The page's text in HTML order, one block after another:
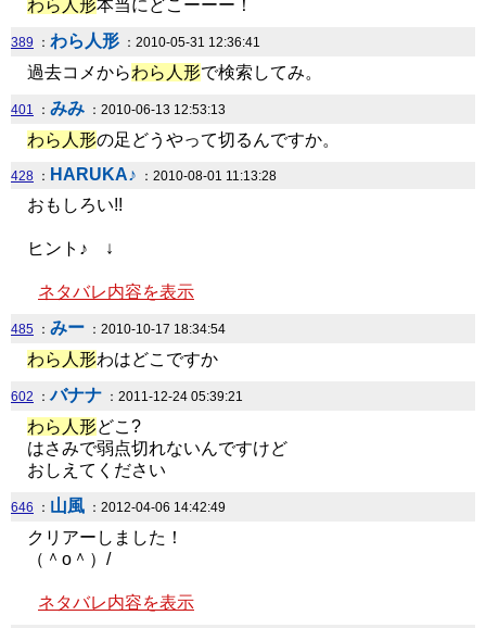
わら人形本当にどこーーー！
389 ： わら人形 ：2010-05-31 12:36:41
過去コメからわら人形で検索してみ。
401 ： みみ ：2010-06-13 12:53:13
わら人形の足どうやって切るんですか。
428 ： HARUKA♪ ：2010-08-01 11:13:28
おもしろい!!
ヒント♪ ↓
ネタバレ内容を表示
485 ： みー ：2010-10-17 18:34:54
わら人形わはどこですか
602 ：バナナ ：2011-12-24 05:39:21
わら人形どこ?
はさみで弱点切れないんですけど
おしえてください
646 ： 山風 ：2012-04-06 14:42:49
クリアーしました！
（＾o＾）/
ネタバレ内容を表示